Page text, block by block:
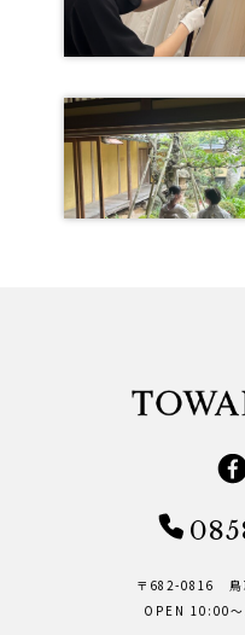
〒682-0816 鳥
OPEN 10:00